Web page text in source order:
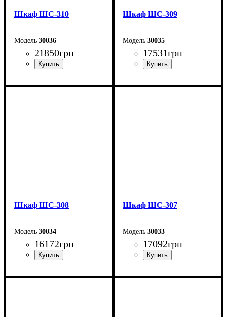
Шкаф ШС-310
30036
21850грн
Ширина: 200 см
Шкаф ШС-309
30035
17531грн
Ширина: 150 см
Шкаф ШС-308
30034
16172грн
Ширина: 150 см
Шкаф ШС-307
30033
17092грн
Ширина: 150 см